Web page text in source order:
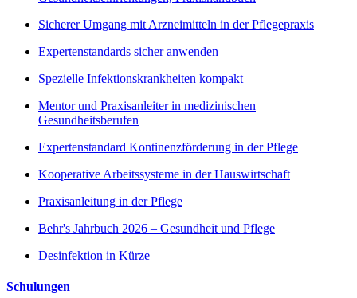
Sicherer Umgang mit Arzneimitteln in der Pflegepraxis
Expertenstandards sicher anwenden
Spezielle Infektionskrankheiten kompakt
Mentor und Praxisanleiter in medizinischen
Gesundheitsberufen
Expertenstandard Kontinenzförderung in der Pflege
Kooperative Arbeitssysteme in der Hauswirtschaft
Praxisanleitung in der Pflege
Behr's Jahrbuch 2026 – Gesundheit und Pflege
Desinfektion in Kürze
Schulungen